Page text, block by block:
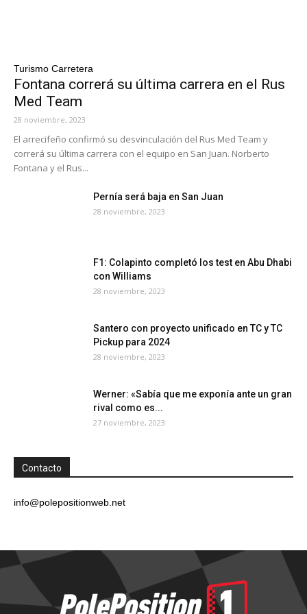
Turismo Carretera
Fontana correrá su última carrera en el Rus
Med Team
28 noviembre, 2023
El arrecifeño confirmó su desvinculación del Rus Med Team y
correrá su última carrera con el equipo en San Juan. Norberto
Fontana y el Rus...
Pernía será baja en San Juan
28 noviembre, 2023
F1: Colapinto completó los test en Abu Dhabi
con Williams
28 noviembre, 2023
Santero con proyecto unificado en TC y TC
Pickup para 2024
28 noviembre, 2023
Werner: «Sabía que me exponía ante un gran
rival como es...
27 noviembre, 2023
Contacto
info@polepositionweb.net